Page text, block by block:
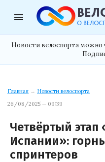
menu
Новости велоспорта можно
Главная → Новости велоспорта
26/08/2025 — 09:39
Четвёртый этап
Испании»:
спринтеров